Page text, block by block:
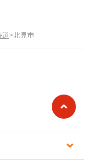
>北見市